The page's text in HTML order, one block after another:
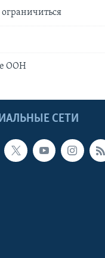
ООН
СЕТИ